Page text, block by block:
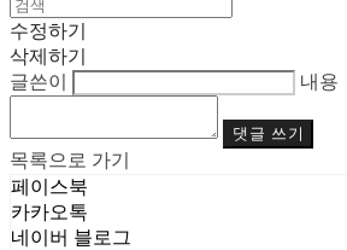
수정하기
삭제하기
글쓴이
내용
댓글 쓰기
목록으로 가기
페이스북
카카오톡
네이버 블로그